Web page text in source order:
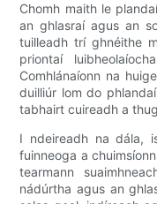
Chomh maith le
an ghlasraí agus an
tuilleadh trí ghnéithe
priontaí
Comhlánaíonn na
duilliúr lom do
tabhairt cuireadh a
I ndeireadh na dála,
fuinneoga a
tearmann
nádúrtha agus an